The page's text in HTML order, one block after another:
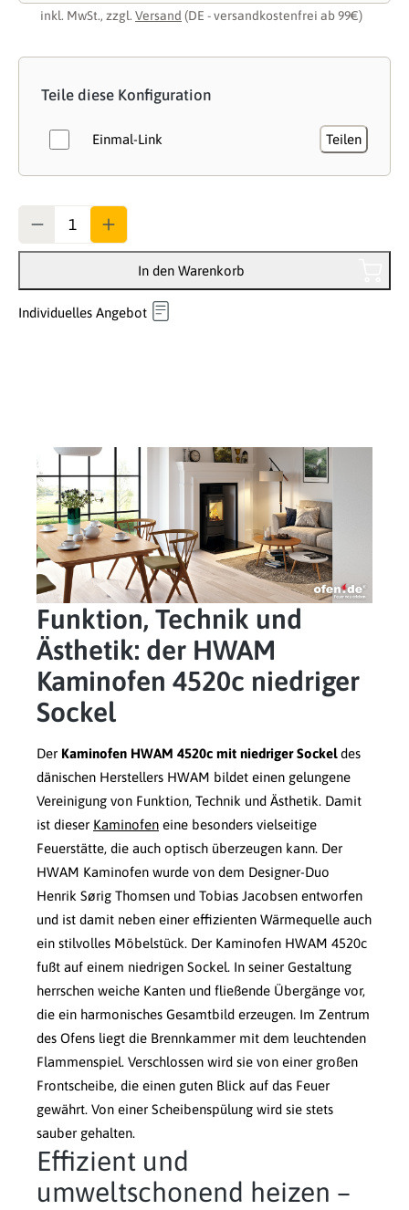
inkl. MwSt., zzgl. Versand (DE - versandkostenfrei ab 99€)
Teile diese Konfiguration
Einmal-Link Teilen
In den Warenkorb
Individuelles Angebot
Funktion, Technik und
Ästhetik: der HWAM
Kaminofen 4520c niedriger
Sockel
Der Kaminofen HWAM 4520c mit niedriger Sockeldes
dänischen Herstellers HWAM bildet einen gelungene
Vereinigung von Funktion, Technik und Ästhetik. Damit
ist dieser Kaminofen eine besonders vielseitige
Feuerstätte, die auch optisch überzeugen kann. Der
HWAM Kaminofen wurde von dem Designer-Duo
Henrik Sørig Thomsen und Tobias Jacobsen entworfen
und ist damit neben einer effizienten Wärmequelle auch
ein stilvolles Möbelstück. Der Kaminofen HWAM 4520c
fußt auf einem niedrigen Sockel. In seiner Gestaltung
herrschen weiche Kanten und fließende Übergänge vor,
die ein harmonisches Gesamtbild erzeugen. Im Zentrum
des Ofens liegt die Brennkammer mit dem leuchtenden
Flammenspiel. Verschlossen wird sie von einer großen
Frontscheibe, die einen guten Blick auf das Feuer
gewährt. Von einer Scheibenspülung wird sie stets
sauber gehalten.
Effizient und
umweltschonend heizen –